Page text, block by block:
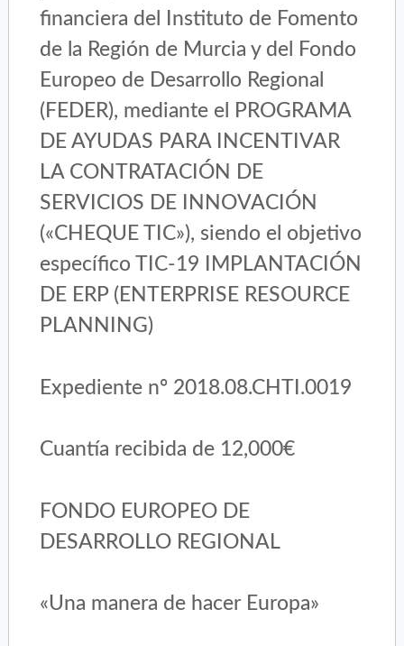
financiera del Instituto de Fomento
de la Región de Murcia y del Fondo
Europeo de Desarrollo Regional
(FEDER), mediante el PROGRAMA
DE AYUDAS PARA INCENTIVAR
LA CONTRATACIÓN DE
SERVICIOS DE INNOVACIÓN
(«CHEQUE TIC»), siendo el objetivo
específico TIC-19 IMPLANTACIÓN
DE ERP (ENTERPRISE RESOURCE
PLANNING)
Expediente nº 2018.08.CHTI.0019
Cuantía recibida de 12,000€
FONDO EUROPEO DE
DESARROLLO REGIONAL
«Una manera de hacer Europa»